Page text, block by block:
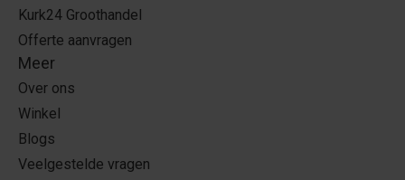
Kurk24 Groothandel
Offerte aanvragen
Meer
Over ons
Winkel
Blogs
Veelgestelde vragen